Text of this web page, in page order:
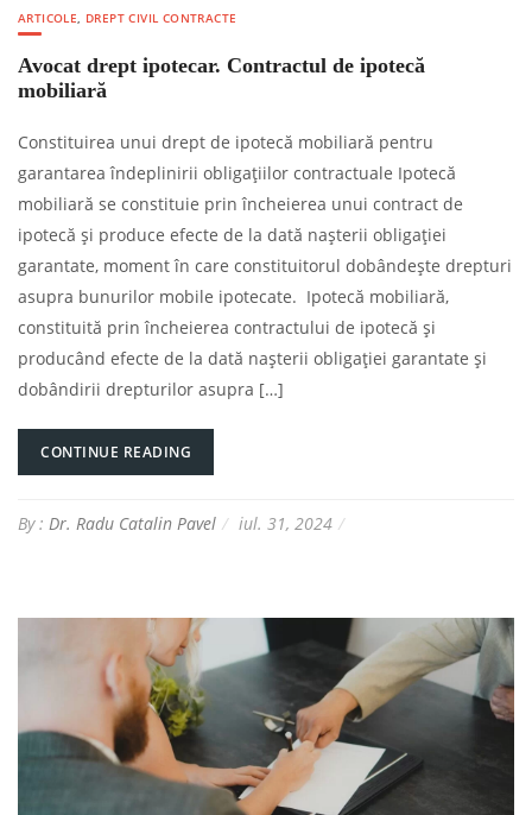
ARTICOLE, DREPT CIVIL CONTRACTE
Avocat drept ipotecar. Contractul de ipotecă
mobiliară
Constituirea unui drept de ipotecă mobiliară pentru
garantarea îndeplinirii obligațiilor contractuale Ipotecă
mobiliară se constituie prin încheierea unui contract de
ipotecă și produce efecte de la dată nașterii obligației
garantate, moment în care constituitorul dobândește drepturi
asupra bunurilor mobile ipotecate. Ipotecă mobiliară,
constituită prin încheierea contractului de ipotecă și
producând efecte de la dată nașterii obligației garantate și
dobândirii drepturilor asupra […]
CONTINUE READING
By : Dr. Radu Catalin Pavel iul. 31, 2024